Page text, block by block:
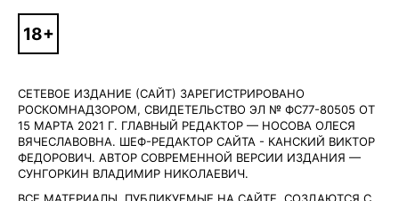
СЕТЕВОЕ ИЗДАНИЕ (САЙТ) ЗАРЕГИСТРИРОВАНО
РОСКОМНАДЗОРОМ, СВИДЕТЕЛЬСТВО ЭЛ № ФС77-80505 ОТ
15 МАРТА 2021 Г. ГЛАВНЫЙ РЕДАКТОР — НОСОВА ОЛЕСЯ
ВЯЧЕСЛАВОВНА. ШЕФ-РЕДАКТОР САЙТА - КАНСКИЙ ВИКТОР
ФЕДОРОВИЧ. АВТОР СОВРЕМЕННОЙ ВЕРСИИ ИЗДАНИЯ —
СУНГОРКИН ВЛАДИМИР НИКОЛАЕВИЧ.